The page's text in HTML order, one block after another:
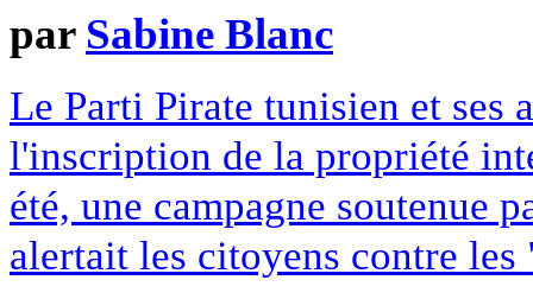
par Sabine Blanc
Le Parti Pirate tunisien et ses
l'inscription de la propriété
été, une campagne soutenue
alertait les citoyens contre